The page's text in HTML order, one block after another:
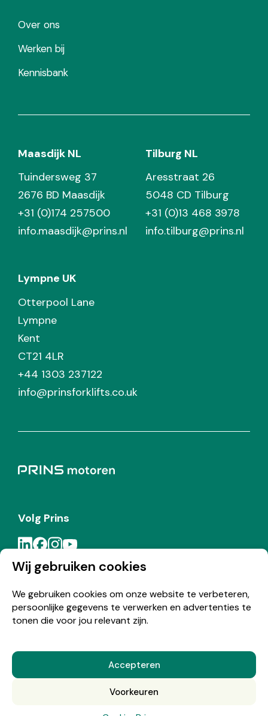
Wij gebruiken cookies
We gebruiken cookies om onze website te verbeteren,
persoonlijke gegevens te verwerken en advertenties te
tonen die voor jou relevant zijn.
Accepteren
Voorkeuren
Over ons
Werken bij
Kennisbank
Maasdijk NL
Tuindersweg 37
2676 BD Maasdijk
+31 (0)174 257500
info.maasdijk@prins.nl
Tilburg NL
Aresstraat 26
5048 CD Tilburg
+31 (0)13 468 3978
info.tilburg@prins.nl
Lympne UK
Otterpool Lane
Lympne
Kent
CT21 4LR
+44 1303 237122
info@prinsforklifts.co.uk
Volg Prins
Meld je aan voor de Prins nieuwsbrief
© Copyright 2026 Prins